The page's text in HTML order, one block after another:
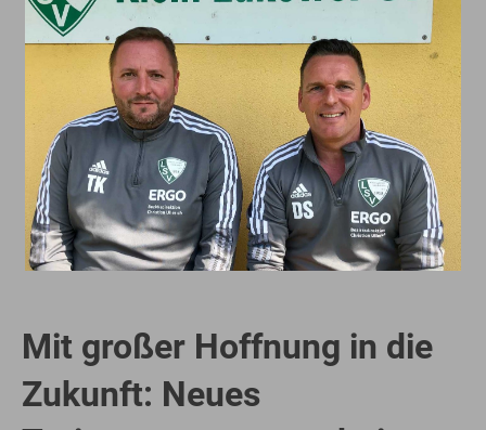
Mit großer Hoffnung in die
Zukunft: Neues